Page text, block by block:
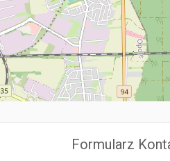
Formularz